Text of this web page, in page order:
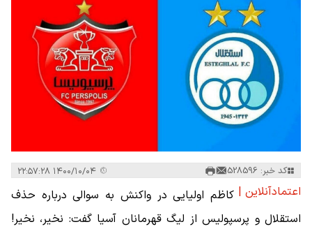
کد خبر: 528596
اعتمادآنلاین | کاظم اولیایی در واکنش به سوالی درباره حذف
استقلال و پرسپولیس از لیگ قهرمانان آسیا گفت: نخیر، نخیر!